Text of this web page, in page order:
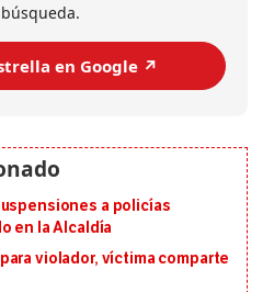
en Google ↗️
a policías
en la Alcaldía
violador, víctima comparte